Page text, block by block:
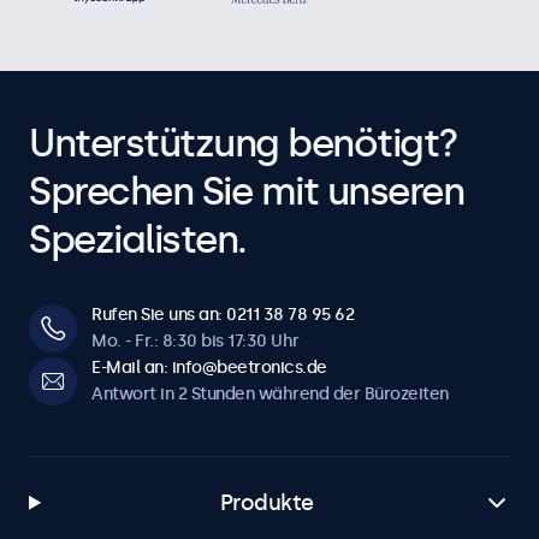
oder optionalen Dimmer.
Kompatibel mit einem Teleprompter (Bild kann horizontal
und vertikal gespiegelt werden)
Anschlüsse
1x
VGA
1x
1x
RCA-Cinch Video
Unterstützung benötigt?
Sprechen Sie mit unseren
Spezialisten.
Rufen Sie uns an: 0211 38 78 95 62
Mo. - Fr.: 8:30 bis 17:30 Uhr
E-Mail an: info@beetronics.de
Antwort in 2 Stunden während der Bürozeiten
Produkte